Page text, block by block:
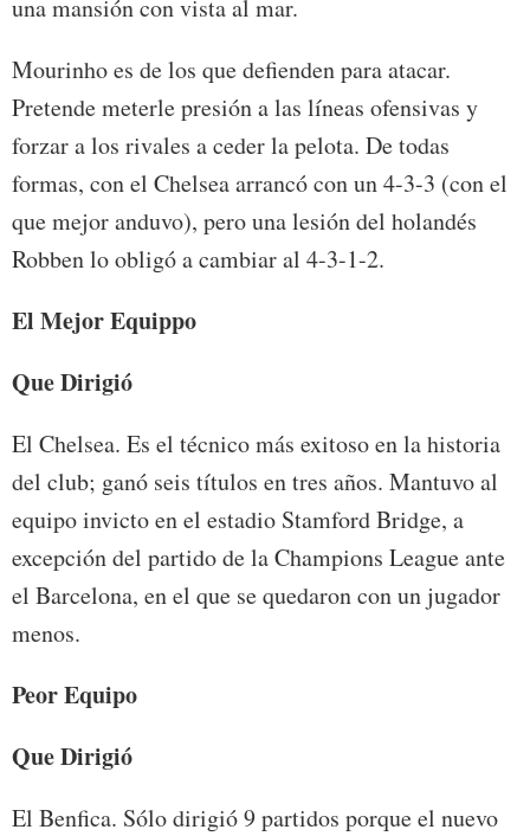
una mansión con vista al mar.
Mourinho es de los que defienden para atacar.
Pretende meterle presión a las líneas ofensivas y
forzar a los rivales a ceder la pelota. De todas
formas, con el Chelsea arrancó con un 4-3-3 (con el
que mejor anduvo), pero una lesión del holandés
Robben lo obligó a cambiar al 4-3-1-2.
El Mejor Equippo
Que Dirigió
El Chelsea. Es el técnico más exitoso en la historia
del club; ganó seis títulos en tres años. Mantuvo al
equipo invicto en el estadio Stamford Bridge, a
excepción del partido de la Champions League ante
el Barcelona, en el que se quedaron con un jugador
menos.
Peor Equipo
Que Dirigió
El Benfica. Sólo dirigió 9 partidos porque el nuevo